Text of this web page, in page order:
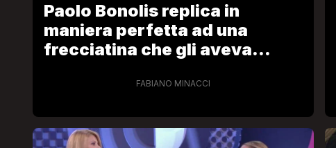
Paolo Bonolis replica in
maniera perfetta ad una
frecciatina che gli aveva
FABIANO MINACCI